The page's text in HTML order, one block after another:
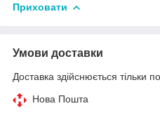
Приховати
Умови доставки
Доставка здійснюється тільки
Нова Пошта